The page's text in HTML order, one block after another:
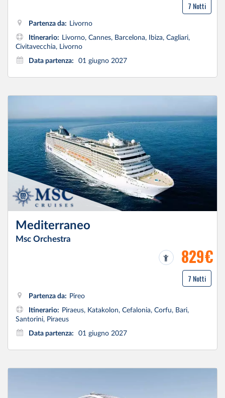
7 Notti
Partenza da: Livorno
Itinerario: Livorno, Cannes, Barcelona, Ibiza, Cagliari,
Civitavecchia, Livorno
Data partenza:
01 giugno 2027
Mediterraneo
Msc Orchestra
829€
7 Notti
Partenza da: Pireo
Itinerario: Piraeus, Katakolon, Cefalonia, Corfu, Bari,
Santorini, Piraeus
Data partenza:
01 giugno 2027